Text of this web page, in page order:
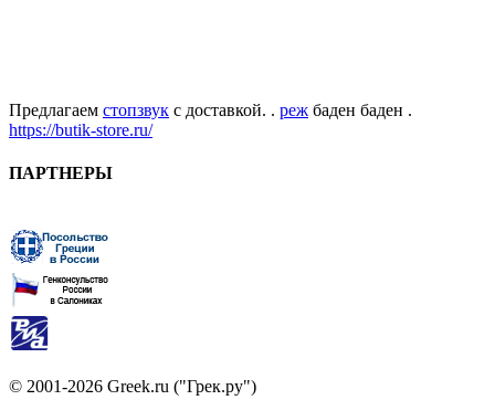
Предлагаем стопзвук с доставкой. . реж баден баден .
https://butik-store.ru/
ПАРТНЕРЫ
© 2001-2026 Greek.ru ("Грек.ру")